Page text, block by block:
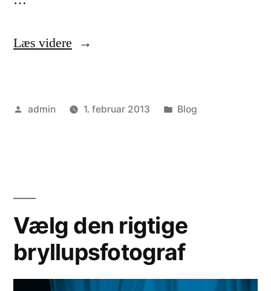
Læs videre “Bryllupsfotograf
Posted
admin 1. februar 2013
Posted
Blog
Vælg den rigtige
bryllupsfotograf